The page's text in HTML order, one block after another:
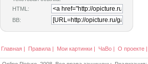
HTML:
BB:
Главная | Правила | Мои картинки | ЧаВо | О проекте |